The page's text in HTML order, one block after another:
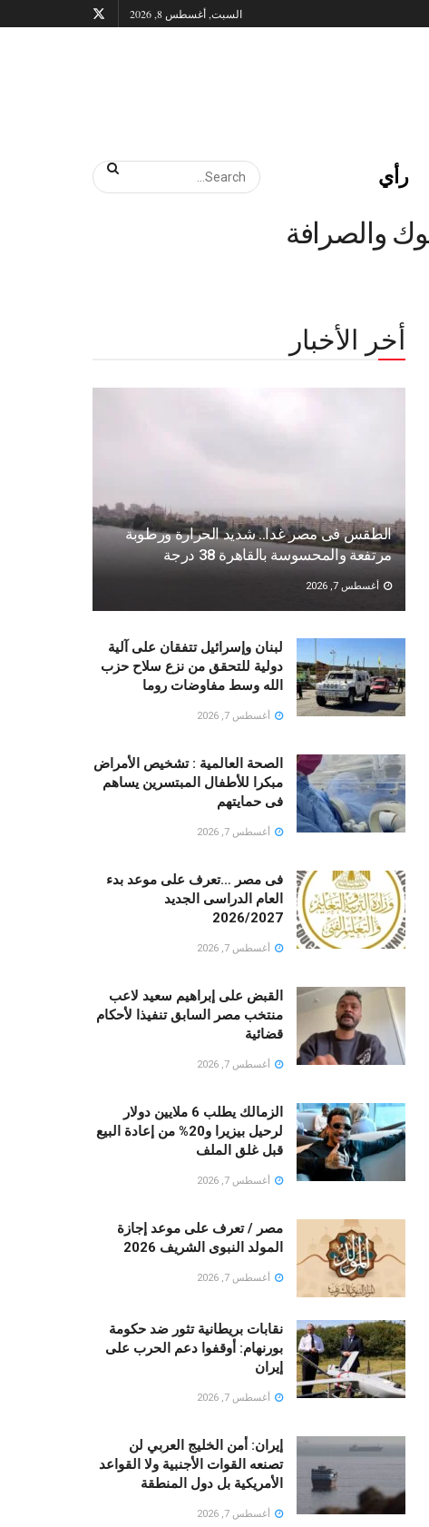
السبت, أغسطس 8, 2026
رأي
أخر الأخبار
الطقس فى مصر غدا.. شديد الحرارة ورطوبة
مرتفعة والمحسوسة بالقاهرة 38 درجة
أغسطس 7, 2026
لبنان وإسرائيل تتفقان على آلية
دولية للتحقق من نزع سلاح حزب
الله وسط مفاوضات روما
أغسطس 7, 2026
الصحة العالمية : تشخيص الأمراض
مبكرا للأطفال المبتسرين يساهم
فى حمايتهم
أغسطس 7, 2026
فى مصر …تعرف على موعد بدء
العام الدراسى الجديد
2026/2027
أغسطس 7, 2026
القبض على إبراهيم سعيد لاعب
منتخب مصر السابق تنفيذا لأحكام
قضائية
أغسطس 7, 2026
الزمالك يطلب 6 ملايين دولار
لرحيل بيزيرا و20% من إعادة البيع
قبل غلق الملف
أغسطس 7, 2026
مصر / تعرف على موعد إجازة
المولد النبوى الشريف 2026
أغسطس 7, 2026
نقابات بريطانية تثور ضد حكومة
بورنهام: أوقفوا دعم الحرب على
إيران
أغسطس 7, 2026
إيران: أمن الخليج العربي لن
تصنعه القوات الأجنبية ولا القواعد
الأمريكية بل دول المنطقة
أغسطس 7, 2026